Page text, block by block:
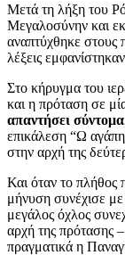
Μετά τη λήξη του
Μεγαλοσύνην και
αναπτύχθηκε στους
λέξεις
Στο κήρυγμα του
και η πρόταση σε
απαντήσει
επικάλεση “Ω
στην αρχή της
Και όταν το πλήθος
μήνυση συνέχισε με
μεγάλος όχλος
αρχή της πρότασης
πραγματικά η